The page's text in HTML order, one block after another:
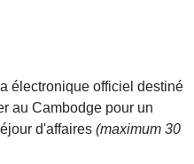
électronique officiel destiné
au Cambodge pour un
d'affaires (maximum 30